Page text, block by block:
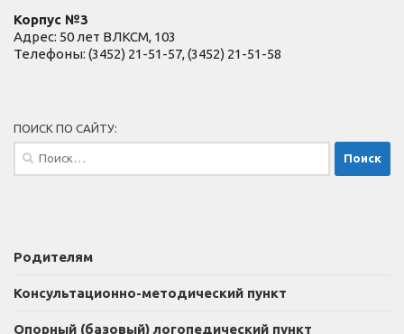
Корпус №3
Адрес: 50 лет ВЛКСМ, 103
Телефоны: (3452) 21-51-57, (3452) 21-51-58
ПОИСК ПО САЙТУ:
Родителям
Консультационно-методический пункт
Опорный (базовый) логопедический пункт